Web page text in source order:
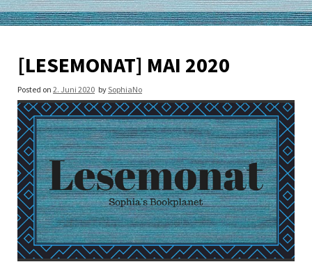
[LESEMONAT] MAI 2020
Posted on 2. Juni 2020 bySophiaNo